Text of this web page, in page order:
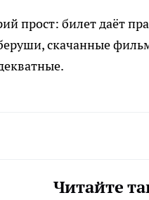
прост: билет даёт
скачанные
Читайте